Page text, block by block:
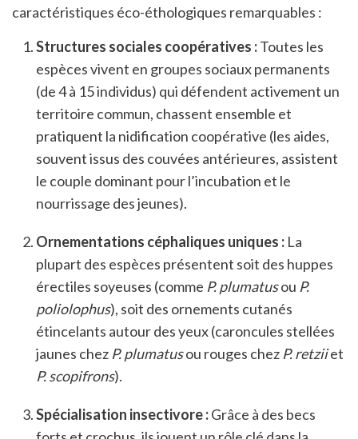
caractéristiques éco-éthologiques remarquables :
Structures sociales coopératives :Toutes les
espèces vivent en groupes sociaux permanents
(de 4 à 15 individus) qui défendent activement un
territoire commun, chassent ensemble et
pratiquent la nidification coopérative (les aides,
souvent issus des couvées antérieures, assistent
le couple dominant pour l’incubation et le
nourrissage des jeunes).
Ornementations céphaliques uniques : La
plupart des espèces présentent soit des huppes
érectiles soyeuses (comme P. plumatusou P.
poliolophus), soit des ornements cutanés
étincelants autour des yeux (caroncules stellées
jaunes chez P. plumatusou rouges chez P. retziiet
P. scopifrons).
Spécialisation insectivore :Grâce à des becs